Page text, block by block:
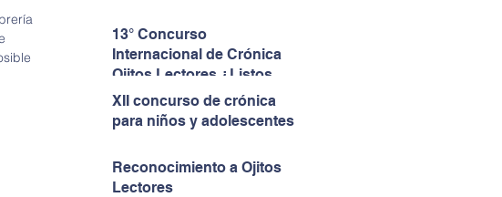
13° Concurso
Internacional de Crónica
Ojitos Lectores ¿Listos
para darles voz a quienes
no la tienen?
XII concurso de crónica
para niños y adolescentes
Reconocimiento a Ojitos
Lectores